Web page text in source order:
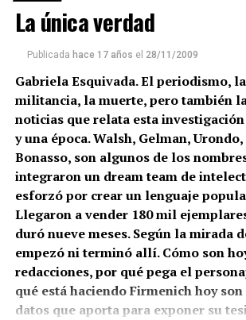
La única verdad
Publicada hace 17 años el 28/11/2009
Gabriela Esquivada. El periodismo,
militancia, la muerte, pero también
noticias que relata esta
y una época. Walsh, Gelman,
Bonasso, son algunos de los
integraron un dream team de
esforzó por crear un lenguaje
Llegaron a vender 180 mil
duró nueve meses. Según la mirada
empezó ni terminó allí. Cómo son
redacciones, por qué pega el
qué está haciendo Firmenich hoy
datos que aporta para exponer su